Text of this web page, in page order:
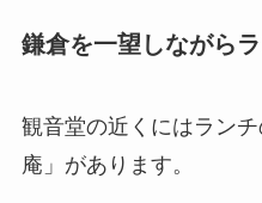
鎌倉を一望しながら
観音堂の近くにはラン
庵」があります。